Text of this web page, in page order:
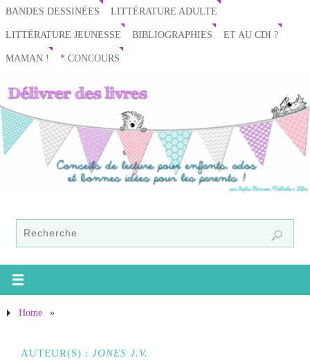
BANDES DESSINÉES LITTÉRATURE ADULTE
LITTÉRATURE JEUNESSE BIBLIOGRAPHIES ET AU CDI ?
MAMAN ! * CONCOURS
Home »
AUTEUR(S) : JONES J.V.